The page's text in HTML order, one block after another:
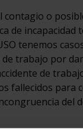
contagio o
de incapacidad
tenemos
trabajo por
de
fallecidos
del